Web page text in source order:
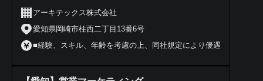
アーキテックス株式会社
愛知県岡崎市柱西二丁目13番6号
■経験、スキル、年齢を考慮の上、同社規定により優遇